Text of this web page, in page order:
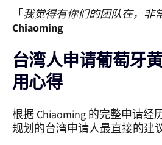
「 我觉得有你们的团队在，非
Chiaoming
台湾人申请葡萄牙
用心得
根据 Chiaoming 的完整申请经
规划的台湾申请人最直接的建议